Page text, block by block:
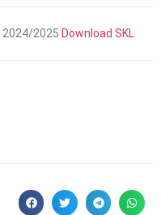
2024/2025 Download SKL